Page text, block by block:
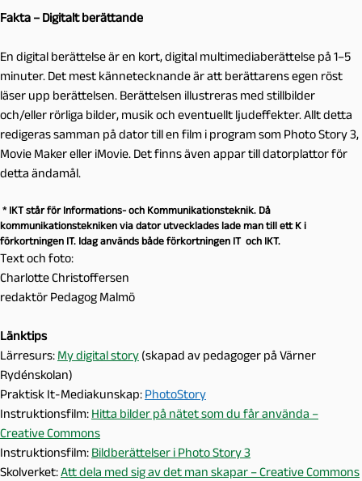
Fakta – Digitalt berättande
En digital berättelse är en kort, digital multimediaberättelse på 1–5
minuter. Det mest kännetecknande är att berättarens egen röst
läser upp berättelsen. Berättelsen illustreras med stillbilder
och/eller rörliga bilder, musik och eventuellt ljudeffekter. Allt detta
redigeras samman på dator till en film i program som Photo Story 3,
Movie Maker eller iMovie. Det finns även appar till datorplattor för
detta ändamål.
* IKT står för Informations- och Kommunikationsteknik. Då
kommunikationstekniken via dator utvecklades lade man till ett K i
förkortningen IT. Idag används både förkortningen IT och IKT.
Text och foto:
Charlotte Christoffersen
redaktör Pedagog Malmö
Länktips
Lärresurs: My digital story (skapad av pedagoger på Värner
Rydénskolan)
Praktisk It-Mediakunskap: PhotoStory
Instruktionsfilm: Hitta bilder på nätet som du får använda –
Creative Commons
Instruktionsfilm: Bildberättelser i Photo Story 3
Skolverket:Att dela med sig av det man skapar – Creative Commons